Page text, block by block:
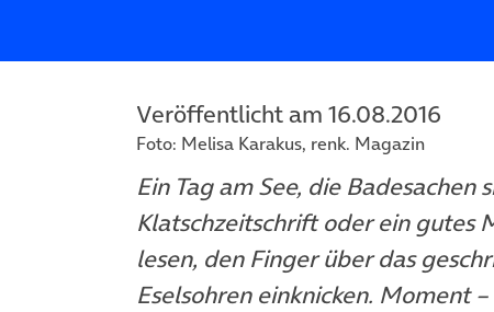
Veröffentlicht am 16.08.2016
Foto: Melisa Karakus, renk. Magazin
Ein Tag am See, die
Klatschzeitschrift oder ein
lesen, den Finger über das
Eselsohren einknicken. Moment